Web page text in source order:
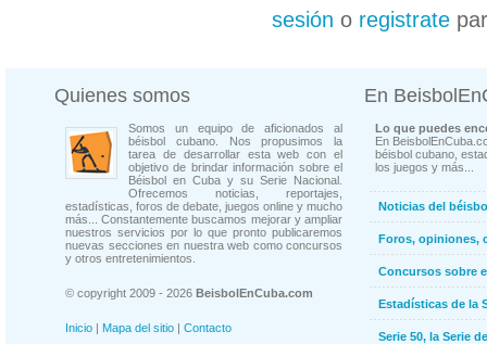
sesión o registrate
Quienes somos
Somos un equipo de aficionados al
béisbol cubano. Nos propusimos la
tarea de desarrollar esta web con el
objetivo de brindar información sobre el
Béisbol en Cuba y su Serie Nacional.
Ofrecemos noticias, reportajes,
estadísticas, foros de debate, juegos online y mucho
más... Constantemente buscamos mejorar y ampliar
nuestros servicios por lo que pronto publicaremos
nuevas secciones en nuestra web como concursos
y otros entretenimientos.
© copyright 2009 - 2026 BeisbolEnCuba.com
Inicio | Mapa del sitio | Contacto
En
Lo que puedes
En
béisbol cubano,
los juegos y más...
Noticias del
Foros, opiniones,
Concursos sobre
Estadísticas de la
Serie 50, la Serie